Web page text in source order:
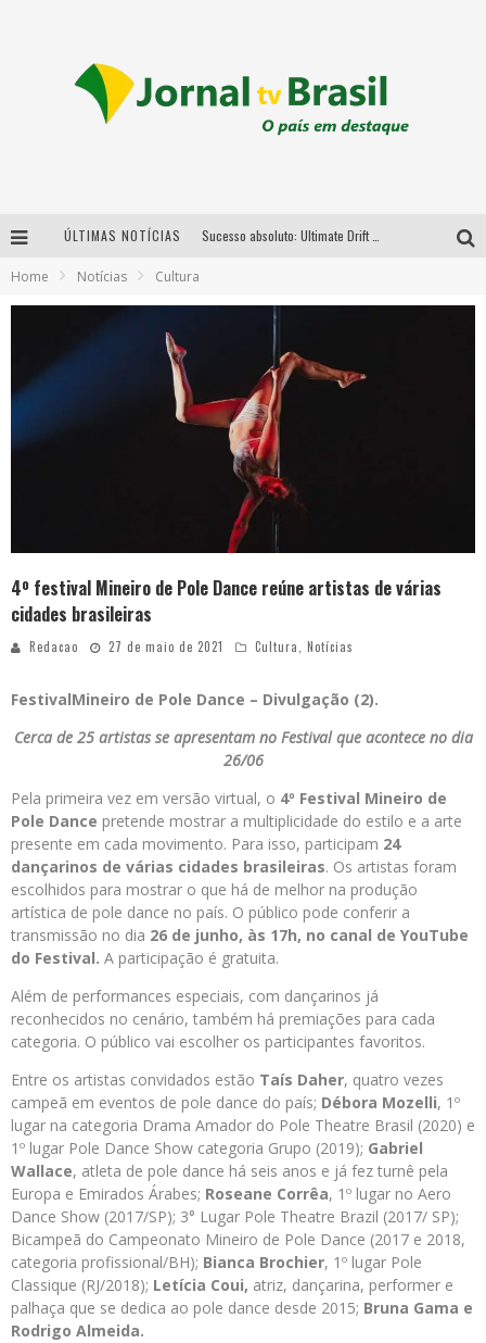
ÚLTIMAS NOTÍCIAS
Home Notícias Cultura
4º festival Mineiro de Pole Dance reúne artistas de várias
cidades brasileiras
Redacao 27 de maio de 2021 Cultura, Notícias
FestivalMineiro de Pole Dance – Divulgação (2).
Cerca de 25 artistas se apresentam no Festival que acontece no dia
26/06
Pela primeira vez em versão virtual, o 4º Festival Mineiro de
Pole Dance pretende mostrar a multiplicidade do estilo e a arte
presente em cada movimento. Para isso, participam 24
dançarinos de várias cidades brasileiras. Os artistas foram
escolhidos para mostrar o que há de melhor na produção
artística de pole dance no país. O público pode conferir a
transmissão no dia 26 de junho, às 17h, no canal de YouTube
do Festival. A participação é gratuita.
Além de performances especiais, com dançarinos já
reconhecidos no cenário, também há premiações para cada
categoria. O público vai escolher os participantes favoritos.
Entre os artistas convidados estão Taís Daher, quatro vezes
campeã em eventos de pole dance do país; Débora Mozelli, 1º
lugar na categoria Drama Amador do Pole Theatre Brasil (2020) e
1º lugar Pole Dance Show categoria Grupo (2019); Gabriel
Wallace, atleta de pole dance há seis anos e já fez turnê pela
Europa e Emirados Árabes; Roseane Corrêa, 1º lugar no Aero
Dance Show (2017/SP); 3° Lugar Pole Theatre Brazil (2017/ SP);
Bicampeã do Campeonato Mineiro de Pole Dance (2017 e 2018,
categoria profissional/BH); Bianca Brochier, 1º lugar Pole
Classique (RJ/2018); Letícia Coui, atriz, dançarina, performer e
palhaça que se dedica ao pole dance desde 2015; Bruna Gama e
Rodrigo Almeida.